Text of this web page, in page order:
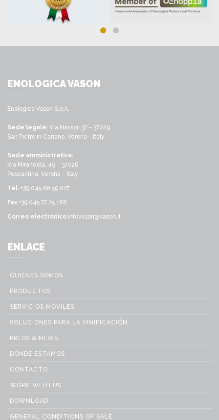
ENOLOGICA VASON
Enologica Vason S.p.A.
Sede legale: Via Nassar, 37 – 37029
San Pietro in Cariano, Verona - Italy
Sede amministrativa:
Via Mirandola, 49 – 37026
Pescantina, Verona - Italy
Tél. +39 045 68 59 017
Fax +39 045 77 25 188
Correo electrónico infovason@vason.it
ENLACE
QUIÉNES SOMOS
PRODUCTOS
SERVICIOS MÓVILES
SOLUCIONES PARA LA VINIFICACIÓN
PRESS & NEWS
DÓNDE ESTAMOS
CONTACTO
WORK WITH US
DOWNLOAD
GENERAL CONDITIONS OF SALE